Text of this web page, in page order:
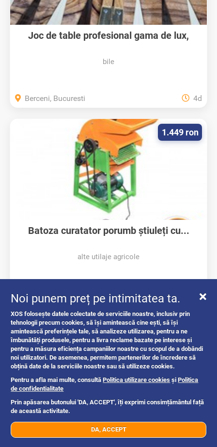
07xx xxx xxx Trimite mesaj
Joc de table profesional gama de lux,
bile
Berceni, Bucuresti 4d
Batoza curatator porumb știuleți cu...
alte utilaje agricole
1.449 ron
Berceni, Bucuresti 4d
Joc de table profesional lemn lucios...
119 ron
Noi punem preț pe intimitatea ta.
XOS folosește datele colectate de serviciile noastre, inclusiv prin
tehnologii precum cookies, să își amintească cine ești, să își
amintească preferințele tale, să analizeze utilizarea, pentru a ne
îmbunătăți produsele, pentru a livra reclame bazate pe interese și
pentru a măsura eficiența campaniilor noastre cu scopul de a dobândi
noi utilizatori. De asemenea, permitem partenerilor de încredere să
obțină date de la serviciile noastre sau să utilizeze cookies.
Pentru a afla mai multe, consultăPolitica utilizare cookies șiPolitica
de confidentialitate
Prin apăsarea butonului 'DA, ACCEPT', îți exprimi consimțământul față
de această activitate.
DA, ACCEPT